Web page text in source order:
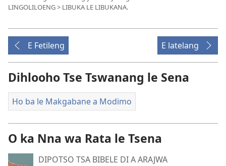
LINGOLILOENG > LIBUKA LE LIBUKANA.
E Fetileng E latelang
Dihlooho Tse Tswanang le Sena
Ho ba le Makgabane a Modimo
O ka Nna wa Rata le Tsena
DIPOTSO TSA BIBELE DI A ARAJWA